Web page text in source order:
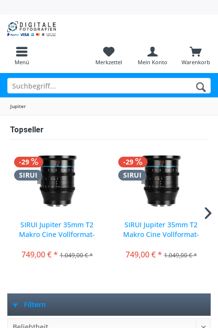
Menü Warenkorb
Merkzettel Mein Konto
Jupiter
Topseller
-29
SIRUI
SIRUI Jupiter 35mm T2
Makro Cine Vollformat-
für...
749,00 € * 1.049,00 € *
-29
SIRUI
SIRUI Jupiter 35mm T2
Makro Cine Vollformat-
für...
749,00 € * 1.049,00 € *
Filtern